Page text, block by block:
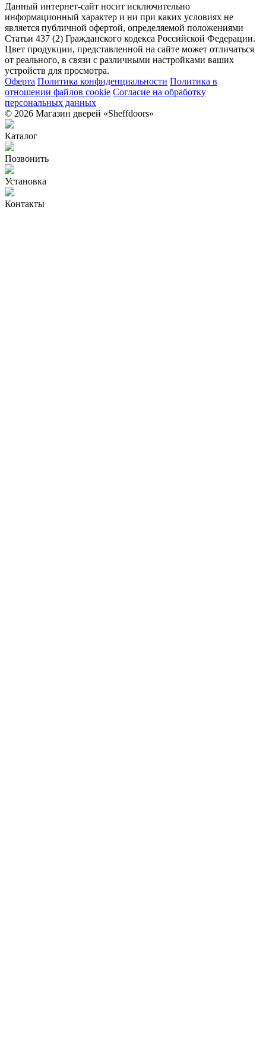
Данный интернет-сайт носит исключительно
информационный характер и ни при каких условиях не
является публичной офертой, определяемой положениями
Статьи 437 (2) Гражданского кодекса Российской Федерации.
Цвет продукции, представленной на сайте может отличаться
от реального, в связи с различными настройками ваших
устройств для просмотра.
Оферта Политика конфиденциальности Политика в
отношении файлов cookie Согласие на обработку
персональных данных
© 2026 Магазин дверей «Sheffdoors»
Каталог
Позвонить
Установка
Контакты